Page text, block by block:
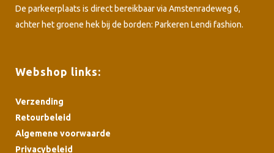
De parkeerplaats is direct bereikbaar via Amstenradeweg 6,
achter het groene hek bij de borden: Parkeren Lendi fashion.
Webshop links:
Verzending
Retourbeleid
Algemene voorwaarde
Privacybeleid